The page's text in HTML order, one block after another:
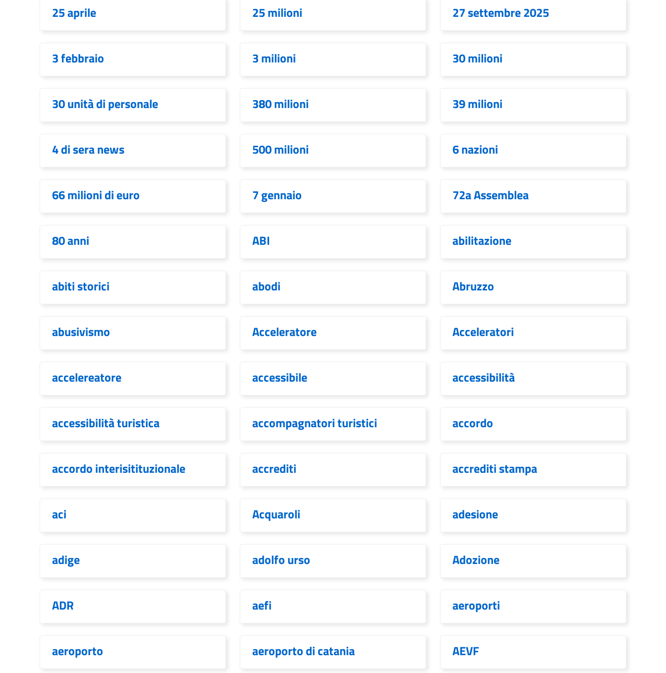
25 aprile 25 milioni 27 settembre 2025
3 febbraio 3 milioni 30 milioni
30 unità di personale 380 milioni 39 milioni
4 di sera news 500 milioni 6 nazioni
66 milioni di euro 7 gennaio 72a Assemblea
80 anni ABI abilitazione
abiti storici abodi Abruzzo
abusivismo Acceleratore Acceleratori
accelereatore accessibile accessibilità
accessibilità turistica accompagnatori turistici accordo
accordo interisitituzionale accrediti accrediti stampa
aci Acquaroli adesione
adige adolfo urso Adozione
ADR aefi aeroporti
aeroporto aeroporto di catania AEVF